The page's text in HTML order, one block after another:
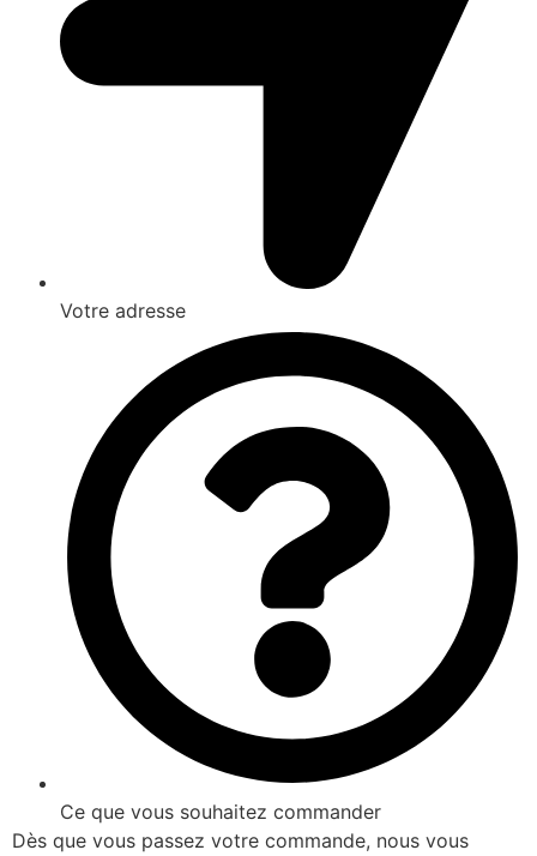
Votre adresse
Ce que vous souhaitez commander
Dès que vous passez votre commande, nous vous